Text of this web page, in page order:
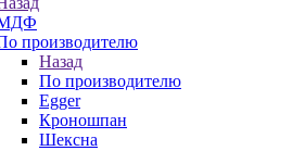
производителю
Назад
По производителю
Egger
Кроношпан
Шексна